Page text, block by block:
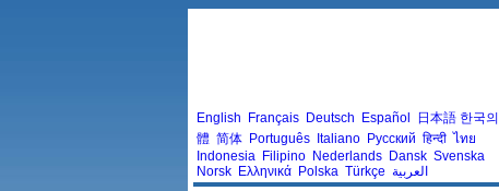
English Français Deutsch Español 日本語 한국의
體 简体 Português Italiano Русский हिन्दी ไทย
Indonesia Filipino Nederlands Dansk Svenska
Norsk Ελληνικά Polska Türkçe العربية